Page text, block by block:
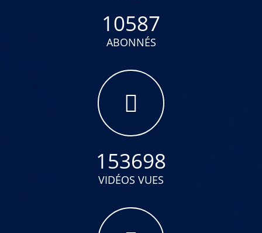
10587
ABONNÉS
153698
VIDÉOS VUES